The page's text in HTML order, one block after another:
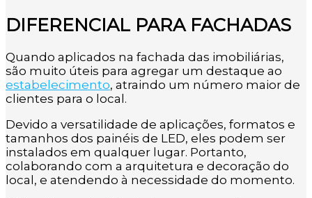
DIFERENCIAL PARA FACHADAS
Quando aplicados na fachada das imobiliárias,
são muito úteis para agregar um destaque ao
estabelecimento, atraindo um número maior de
clientes para o local.
Devido a versatilidade de aplicações, formatos e
tamanhos dos painéis de LED, eles podem ser
instalados em qualquer lugar. Portanto,
colaborando com a arquitetura e decoração do
local, e atendendo à necessidade do momento.